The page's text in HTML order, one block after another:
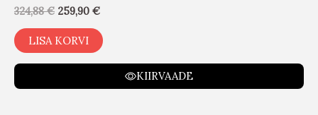
324,88€ 259,90 €
LISA KORVI
KIIRVAADE